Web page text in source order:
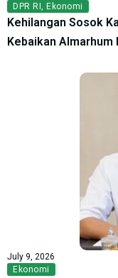
DPR RI , Ekonomi
Kehilangan Sosok
Kebaikan Almarhum
July 9, 2026
Ekonomi